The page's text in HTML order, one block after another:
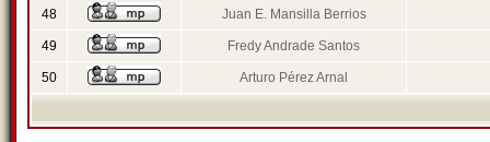
48 Juan E. Mansilla Berrios
49 Fredy Andrade Santos
50 Arturo Pérez Arnal